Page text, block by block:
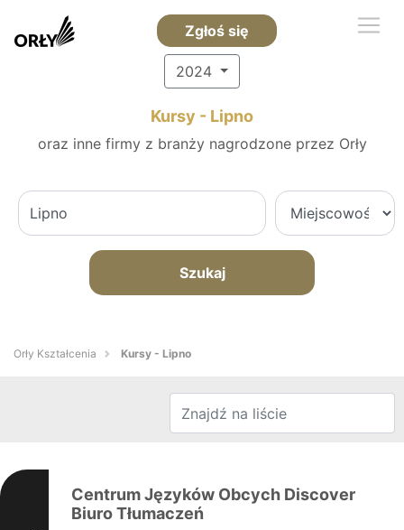
Zgłoś się
2024
Kursy - Lipno
oraz inne firmy z branży nagrodzone przez Orły
Szukaj
Orły Kształcenia Kursy - Lipno
Centrum Języków Obcych Discover
Biuro Tłumaczeń